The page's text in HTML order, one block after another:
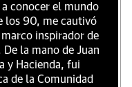
conocer el mundo
los 90, me cautivó
inspirador de
la mano de Juan
y Hacienda, fui
de la Comunidad